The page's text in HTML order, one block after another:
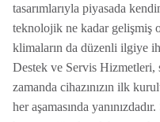
tasarımlarıyla piyasada
teknolojik ne kadar gelişmiş
klimaların da düzenli ilgiye
Destek ve Servis Hizmetleri,
zamanda cihazınızın ilk
her aşamasında